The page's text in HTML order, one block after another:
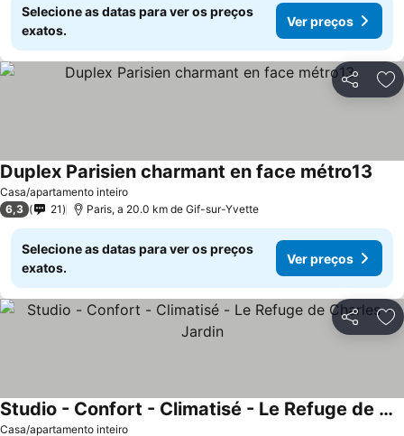
Selecione as datas para ver os preços
exatos.
Ver preços
Partilhar
Casa/apartamento inteiro
Duplex Parisien charmant en face métro13
6,3 21 Paris, a 20.0 km de Gif-sur-Yvette
Selecione as datas para ver os preços
exatos.
Ver preços
Partilhar
Casa/apartamento inteiro
Studio - Confort - Climatisé - Le Refuge de Charles - Jardin
Ver preços